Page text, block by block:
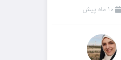
۱۰ ماه پیش